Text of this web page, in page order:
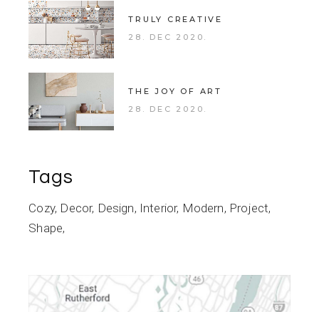
TRULY CREATIVE
28. DEC 2020.
THE JOY OF ART
28. DEC 2020.
Tags
Cozy Decor Design Interior Modern Project
Shape